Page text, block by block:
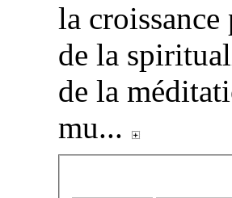
la
de la
de la
mu...